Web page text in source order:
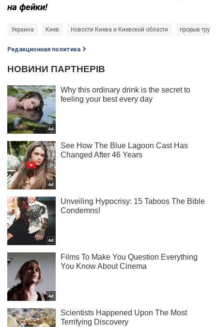
на фейки!
Украина Киев Новости Киева и Киевской области прорыв трубы
Редакционная политика